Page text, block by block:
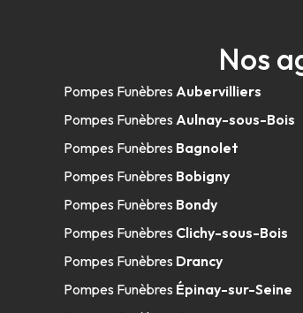
14 Ter Rue Galilée- 93100 Montreuil
Consulter l'agence
A votre écoute
Pompes Funèbres Santilly
226 Route De Stalingrad-93700 Drancy
Nos
Pompes Funèbres Aubervilliers
Pompes Funèbres Aulnay-sous-Bois
Pompes Funèbres Bagnolet
Pompes Funèbres Bobigny
Pompes Funèbres Bondy
Pompes Funèbres Clichy-sous-Bois
Pompes Funèbres Drancy
Pompes Funèbres Épinay-sur-Seine